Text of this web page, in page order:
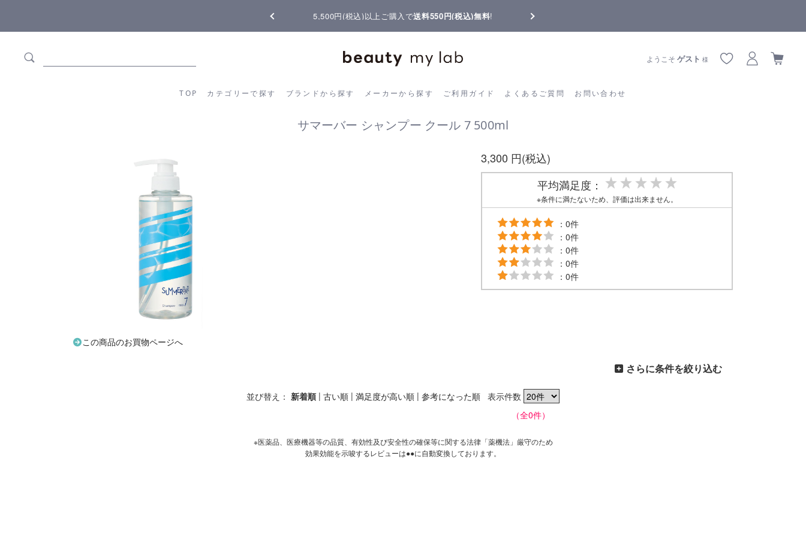
5,500円(税込)以上ご購入で送料550円(税込)無料!
TOP カテゴリーで探す ブランドから探す メーカーから探す ご利用ガイド よくあるご質問 お問い合わせ
ようこそゲスト 様
カテゴリーから探す ブランドから探す メーカーから探す ご利用ガイド よくあるご質問
サマーバー シャンプー クール 7 500ml
この商品のお買物ページへ
3,300 円(税込)
平均満足度：
※条件に満たないため、評価は出来ません。
：0件
：0件
：0件
：0件
：0件
さらに条件を絞り込む
並び替え： 新着順 | 古い順 | 満足度が高い順 | 参考になった順 表示件数
（全0件）
※医薬品、医療機器等の品質、有効性及び安全性の確保等に関する法律「薬機法」厳守のため
効果効能を示唆するレビューは●●に自動変換しております。